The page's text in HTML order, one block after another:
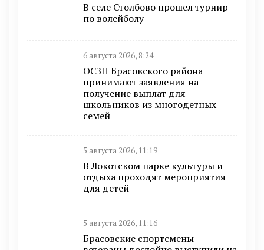
В селе Столбово прошел турнир
по волейболу
6 августа 2026, 8:24
ОСЗН Брасовского района
принимают заявления на
получение выплат для
школьников из многодетных
семей
5 августа 2026, 11:19
В Локотском парке культуры и
отдыха проходят мероприятия
для детей
5 августа 2026, 11:16
Брасовские спортсмены-